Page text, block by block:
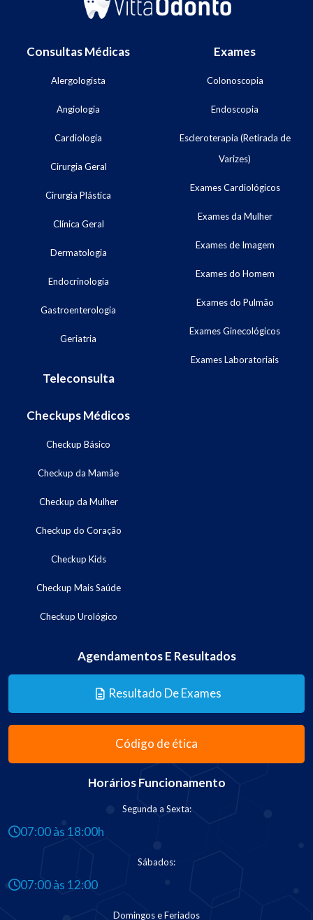
Consultas Médicas
Alergologista
Angiologia
Cardiologia
Cirurgia Geral
Cirurgia Plástica
Clínica Geral
Dermatologia
Endocrinologia
Gastroenterologia
Geriatria
Teleconsulta
Exames
Colonoscopia
Endoscopia
Escleroterapia (Retirada de
Varizes)
Exames Cardiológicos
Exames da Mulher
Exames de Imagem
Exames do Homem
Exames do Pulmão
Exames Ginecológicos
Exames Laboratoriais
Checkups Médicos
Checkup Básico
Checkup da Mamãe
Checkup da Mulher
Checkup do Coração
Checkup Kids
Checkup Mais Saúde
Checkup Urológico
Agendamentos E Resultados
Resultado De Exames
Código de ética
Horários Funcionamento
Segunda a Sexta:
07:00 às 18:00h
Sábados:
07:00 às 12:00
Domingos e Feriados